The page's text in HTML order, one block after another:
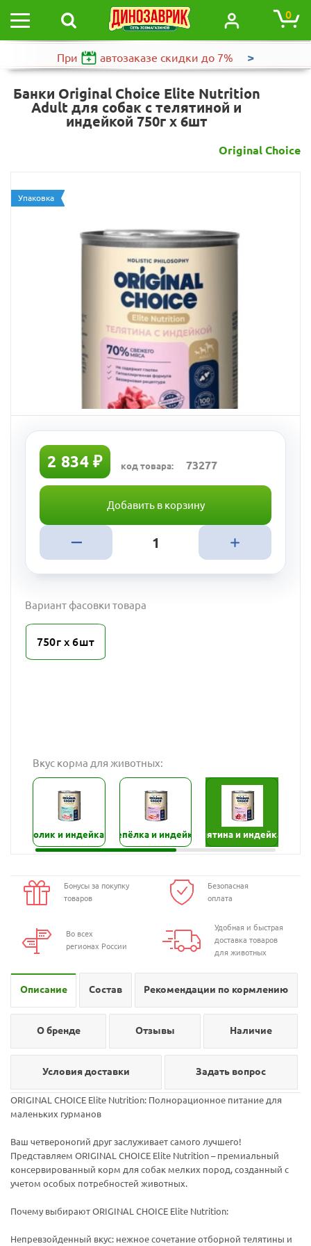
0
При автозаказе скидки до 7% >
Банки Original Choice Elite Nutrition
Adult для собак с телятиной и
индейкой 750г х 6шт
Original Choice
Упаковка
2 834 ₽ код товара: 73277
Добавить в корзину
Вариант фасовки товара
750г х 6шт
Вкус корма для животных:
Кролик и индейкаПерепёлка и индейкаТелятина и индейка
Бонусы за покупку
товаров
Безопасная
оплата
Во всех
регионах России
Удобная и быстрая
доставка товаров
для животных
Описание Состав Рекомендации по кормлению
О бренде Отзывы Наличие
Условия доставки Задать вопрос
ORIGINAL CHOICE Elite Nutrition: Полнорационное питание для
маленьких гурманов
Ваш четвероногий друг заслуживает самого лучшего!
Представляем ORIGINAL CHOICE Elite Nutrition – премиальный
консервированный корм для собак мелких пород, созданный с
учетом особых потребностей животных.
Почему выбирают ORIGINAL CHOICE Elite Nutrition:
Непревзойденный вкус: нежное сочетание отборной телятины и